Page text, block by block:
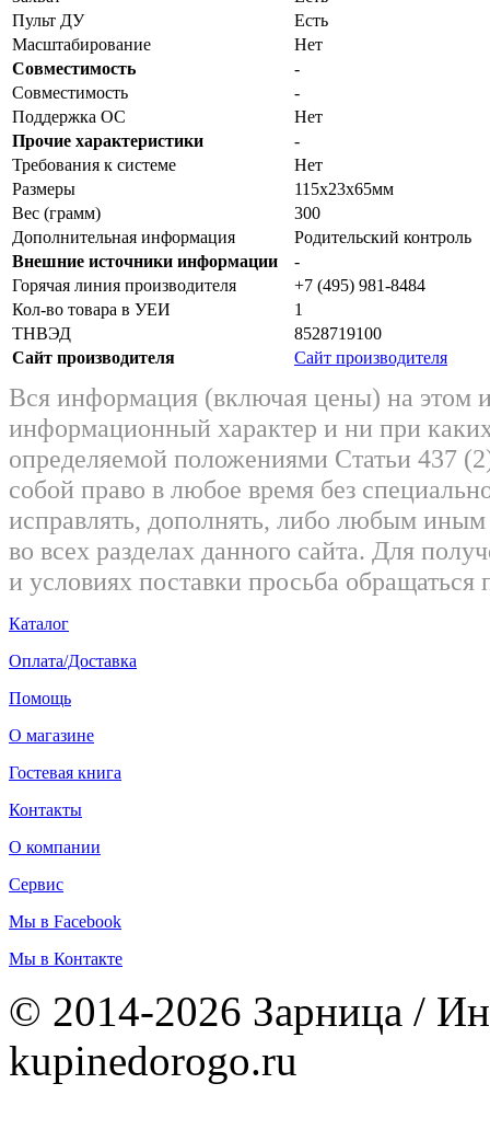
Пульт ДУ
Есть
Масштабирование
Нет
Совместимость
-
Совместимость
-
Поддержка ОС
Нет
Прочие характеристики
-
Требования к системе
Нет
Размеры
115x23x65мм
Вес (грамм)
300
Дополнительная информация
Родительский контроль
Внешние источники информации
-
Горячая линия производителя
+7 (495) 981-8484
Кол-во товара в УЕИ
1
ТНВЭД
8528719100
Сайт производителя
Сайт производителя
Вся информация (включая цены) на этом
информационный характер и ни при
определяемой положениями Статьи 437
собой право в любое время без
исправлять, дополнять, либо любым
во всех разделах данного сайта. Для
и условиях поставки просьба
Каталог
Оплата/Доставка
Помощь
О магазине
Гостевая книга
Контакты
О компании
Сервис
Мы в Facebook
Мы в Контакте
© 2014-2026 Зарница /
kupinedorogo.ru